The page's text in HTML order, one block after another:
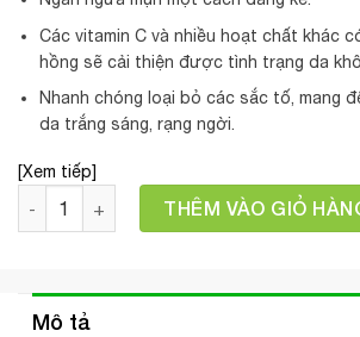
Các vitamin C và nhiều hoạt chất khác
hồng sẽ cải thiện được tình trạng da
Nhanh chóng loại bỏ các sắc tố, mang
da trắng sáng, rạng ngời.
[Xem tiếp]
Số lượng THÊM VÀO GIỎ
Mô tả